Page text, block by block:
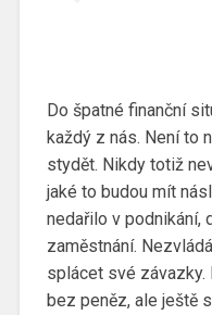
Do špatné finanční
každý z nás. Není to
stydět. Nikdy totiž
jaké to budou mít
nedařilo v podnikání,
zaměstnání.
splácet své závazky.
bez peněz, ale ještě